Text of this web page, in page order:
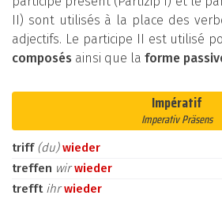
II) sont utilisés à la place des
adjectifs. Le participe II est utilisé
composés ainsi que la forme
Impératif
Imperativ Präsens
triff (du)wieder
treffen wirwieder
trefft ihrwieder